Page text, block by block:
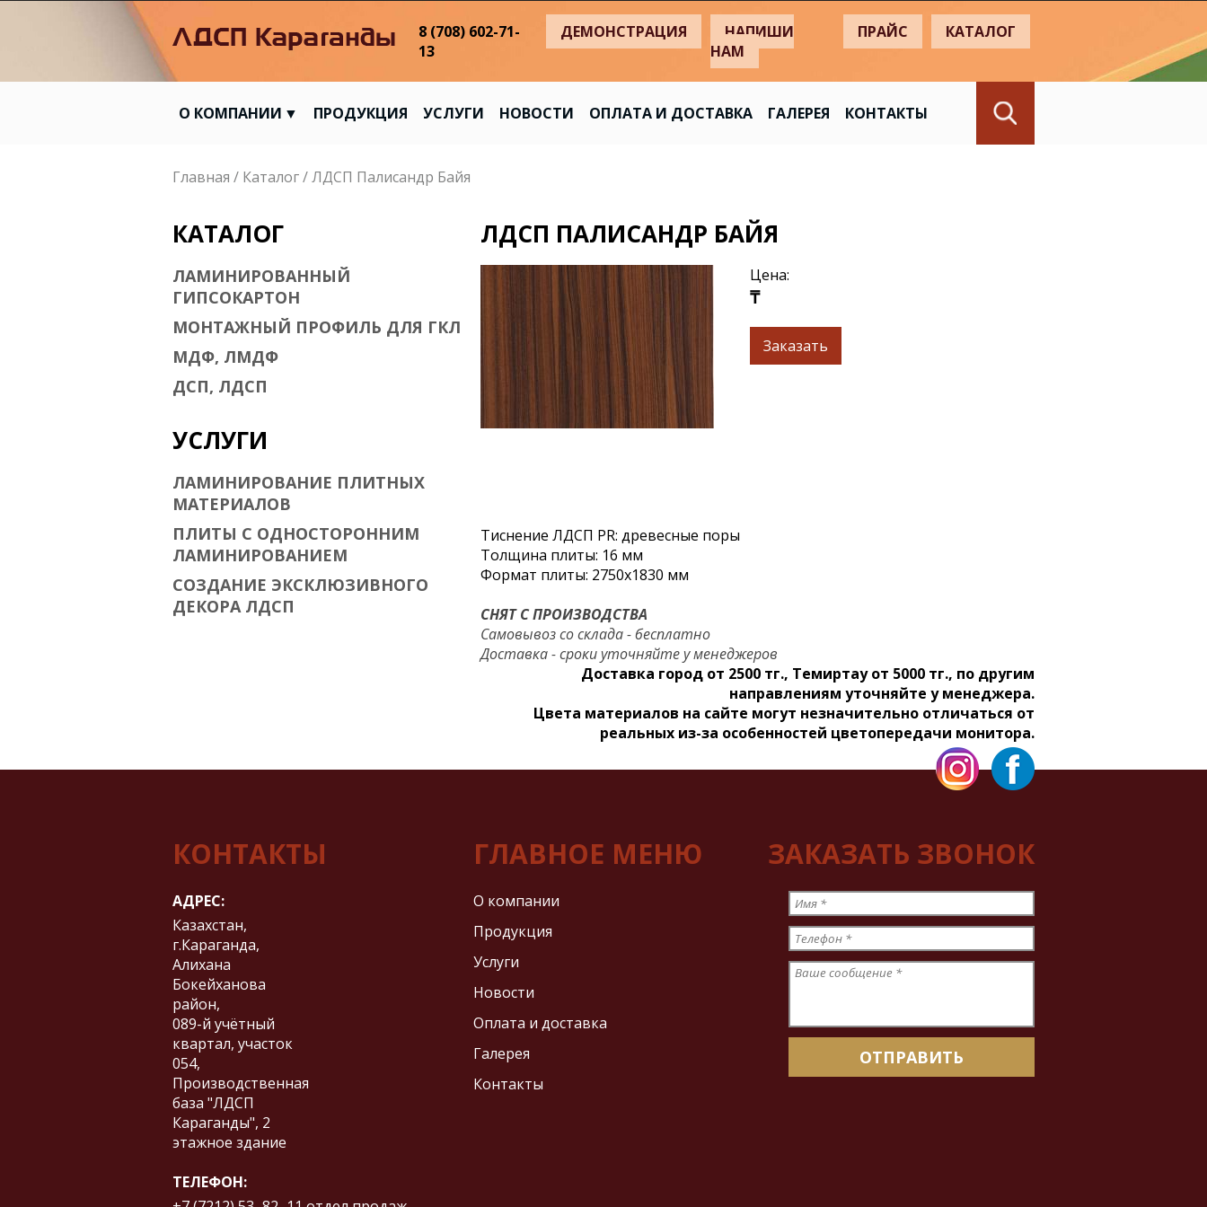
+
8 (708) 602-71-
13
ДЕМОНСТРАЦИЯ
НАПИШИ
НАМ
ПРАЙС КАТАЛОГ
О КОМПАНИИ ПРОДУКЦИЯ УСЛУГИ НОВОСТИ ОПЛАТА И ДОСТАВКА ГАЛЕРЕЯ КОНТАКТЫ
Вы здесь
Главная / Каталог/ЛДСП Палисандр Байя
КАТАЛОГ
ЛАМИНИРОВАННЫЙ
ГИПСОКАРТОН
МОНТАЖНЫЙ ПРОФИЛЬ ДЛЯ ГКЛ
МДФ, ЛМДФ
ДСП, ЛДСП
УСЛУГИ
ЛАМИНИРОВАНИЕ ПЛИТНЫХ
МАТЕРИАЛОВ
ПЛИТЫ С ОДНОСТОРОННИМ
ЛАМИНИРОВАНИЕМ
СОЗДАНИЕ ЭКСКЛЮЗИВНОГО
ДЕКОРА ЛДСП
ЛДСП ПАЛИСАНДР БАЙЯ
Цена:
₸
Заказать
Тиснение ЛДСП PR: древесные поры
Толщина плиты: 16 мм
Формат плиты: 2750x1830 мм
СНЯТ С ПРОИЗВОДСТВА
Самовывоз со склада - бесплатно
Доставка - сроки уточняйте у менеджеров
Доставка город от 2500 тг., Темиртау от 5000 тг., по другим
направлениям уточняйте у менеджера.
Цвета материалов на сайте могут незначительно отличаться от
реальных из-за особенностей цветопередачи монитора.
КОНТАКТЫ
АДРЕС:
Казахстан,
г.Караганда,
Алихана
Бокейханова
район,
​089-й учётный
квартал, участок
054,
Производственная
база "ЛДСП
Караганды", 2
этажное здание
ТЕЛЕФОН:
ГЛАВНОЕ МЕНЮ
О компании
Продукция
Услуги
Новости
Оплата и доставка
Галерея
Контакты
ЗАКАЗАТЬ ЗВОНОК
Имя*
Телефон
Ваше сообщение